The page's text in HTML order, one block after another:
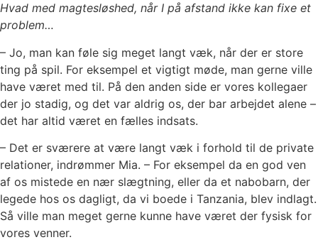
Hvad med magtesløshed, når I på afstand ikke kan fixe et
problem…
– Jo, man kan føle sig meget langt væk, når der er store
ting på spil. For eksempel et vigtigt møde, man gerne ville
have været med til. På den anden side er vores kollegaer
der jo stadig, og det var aldrig os, der bar arbejdet alene –
det har altid været en fælles indsats.
– Det er sværere at være langt væk i forhold til de private
relationer, indrømmer Mia. – For eksempel da en god ven
af os mistede en nær slægtning, eller da et nabobarn, der
legede hos os dagligt, da vi boede i Tanzania, blev indlagt.
Så ville man meget gerne kunne have været der fysisk for
vores venner.